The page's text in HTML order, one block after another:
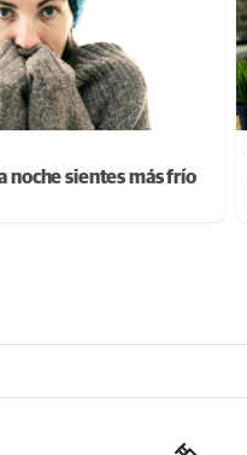
noche sientes más frío